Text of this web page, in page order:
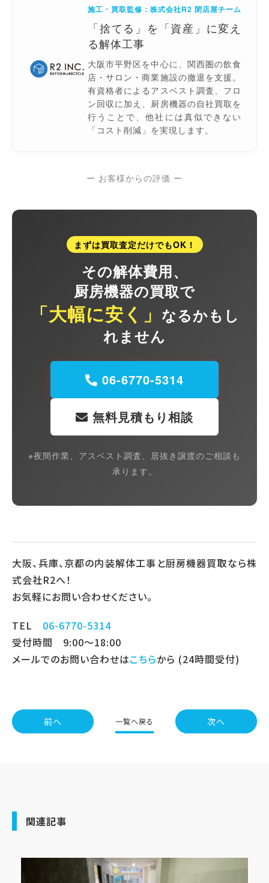
施工・買取監修：株式会社R2 閉店屋チーム
「捨てる」を「資産」に変え
る解体工事
大阪市平野区を中心に、関西圏の飲食
店・サロン・商業施設の撤退を支援。
有資格者によるアスベスト調査、フロ
ン回収に加え、厨房機器の自社買取を
行うことで、他社には真似できない
「コスト削減」を実現します。
ー お客様からの評価 ー
まずは買取査定だけでもOK！
その解体費用、
厨房機器の買取で
「大幅に安く」 なるかもし
れません
06-6770-5314
無料見積もり相談
※夜間作業、アスベスト調査、居抜き譲渡のご相談も
承ります。
大阪、兵庫、京都の内装解体工事と厨房機器買取なら株
式会社R2へ！
お気軽にお問い合わせください。
TEL 06-6770-5314
受付時間 9:00～18:00
メールでのお問い合わせはこちらから (24時間受付)
前へ 一覧へ戻る 次へ
関連記事